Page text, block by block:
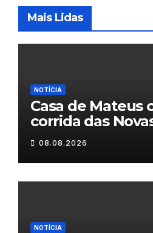
Mais Lidas
NOTÍCIA
Casa de Mateus
corrida das
Maravilhas de
08.08.2026
NOTÍCIA